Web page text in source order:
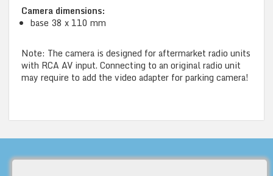
Camera dimensions:
base 38 x 110 mm
Note: The camera is designed for aftermarket radio units
with RCA AV input. Connecting to an original radio unit
may require to add the video adapter for parking camera!